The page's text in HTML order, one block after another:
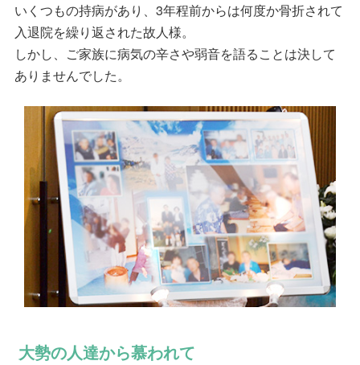
いくつもの持病があり、3年程前からは何度か骨折されて
入退院を繰り返された故人様。
しかし、ご家族に病気の辛さや弱音を語ることは決して
ありませんでした。
大勢の人達から慕われて